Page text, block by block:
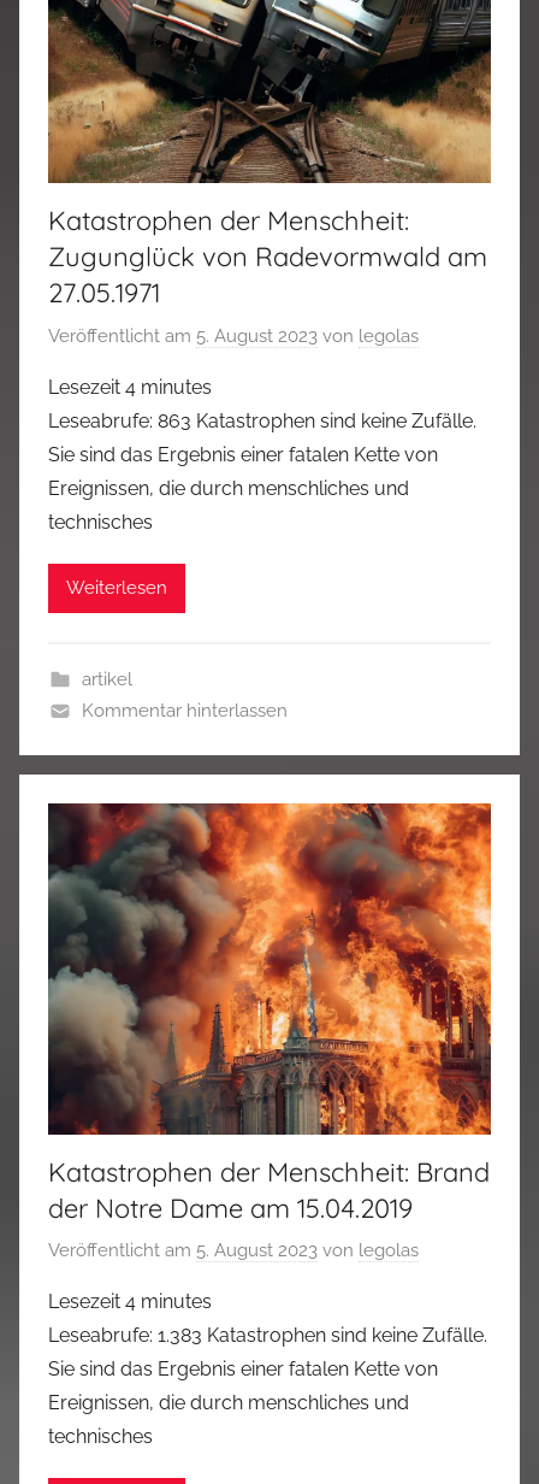
Katastrophen der Menschheit:
Zugunglück von Radevormwald am
27.05.1971
Veröffentlicht am 5. August 2023 von legolas
Lesezeit 4 minutes
Leseabrufe: 863 Katastrophen sind keine Zufälle.
Sie sind das Ergebnis einer fatalen Kette von
Ereignissen, die durch menschliches und
technisches
Weiterlesen
artikel
Kommentar hinterlassen
Katastrophen der Menschheit: Brand
der Notre Dame am 15.04.2019
Veröffentlicht am 5. August 2023 von legolas
Lesezeit 4 minutes
Leseabrufe: 1.383 Katastrophen sind keine Zufälle.
Sie sind das Ergebnis einer fatalen Kette von
Ereignissen, die durch menschliches und
technisches